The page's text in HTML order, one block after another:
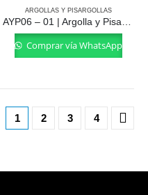
ARGOLLAS Y PISARGOLLAS
AYP06 – 01 | Argolla y Pisargolla
Comprar vía WhatsApp
1 2 3 4